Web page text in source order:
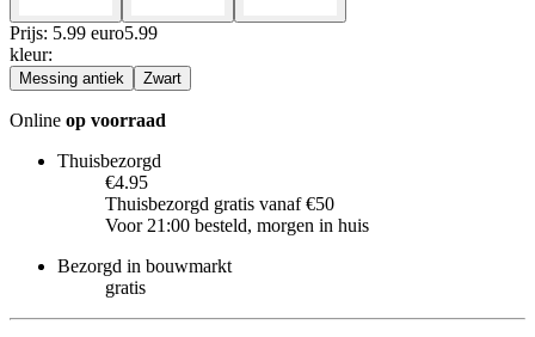
Prijs: 5.99 euro5.99
kleur:
Messing antiek Zwart
Online op voorraad
Thuisbezorgd
€4.95
Thuisbezorgd gratis vanaf €50
Voor 21:00 besteld, morgen in huis
Bezorgd in bouwmarkt
gratis